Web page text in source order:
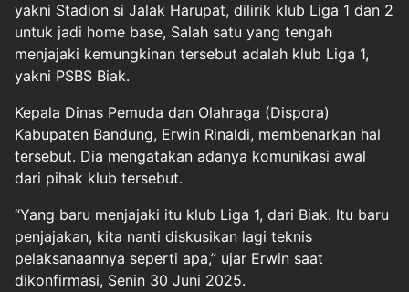
yakni Stadion si Jalak Harupat, dilirik klub Liga 1 dan 2
untuk jadi home base, Salah satu yang tengah
menjajaki kemungkinan tersebut adalah klub Liga 1,
yakni PSBS Biak.
Kepala Dinas Pemuda dan Olahraga (Dispora)
Kabupaten Bandung, Erwin Rinaldi, membenarkan hal
tersebut. Dia mengatakan adanya komunikasi awal
dari pihak klub tersebut.
“Yang baru menjajaki itu klub Liga 1, dari Biak. Itu baru
penjajakan, kita nanti diskusikan lagi teknis
pelaksanaannya seperti apa,” ujar Erwin saat
dikonfirmasi, Senin 30 Juni 2025.